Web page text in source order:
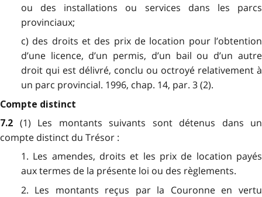
ou des installations ou services dans les parcs
provinciaux;
c) des droits et des prix de location pour l’obtention
d’une licence, d’un permis, d’un bail ou d’un autre
droit qui est délivré, conclu ou octroyé relativement à
un parc provincial. 1996, chap. 14, par. 3 (2).
Compte distinct
7.2 (1) Les montants suivants sont détenus dans un
compte distinct du Trésor :
1. Les amendes, droits et les prix de location payés
aux termes de la présente loi ou des règlements.
2. Les montants reçus par la Couronne en vertu